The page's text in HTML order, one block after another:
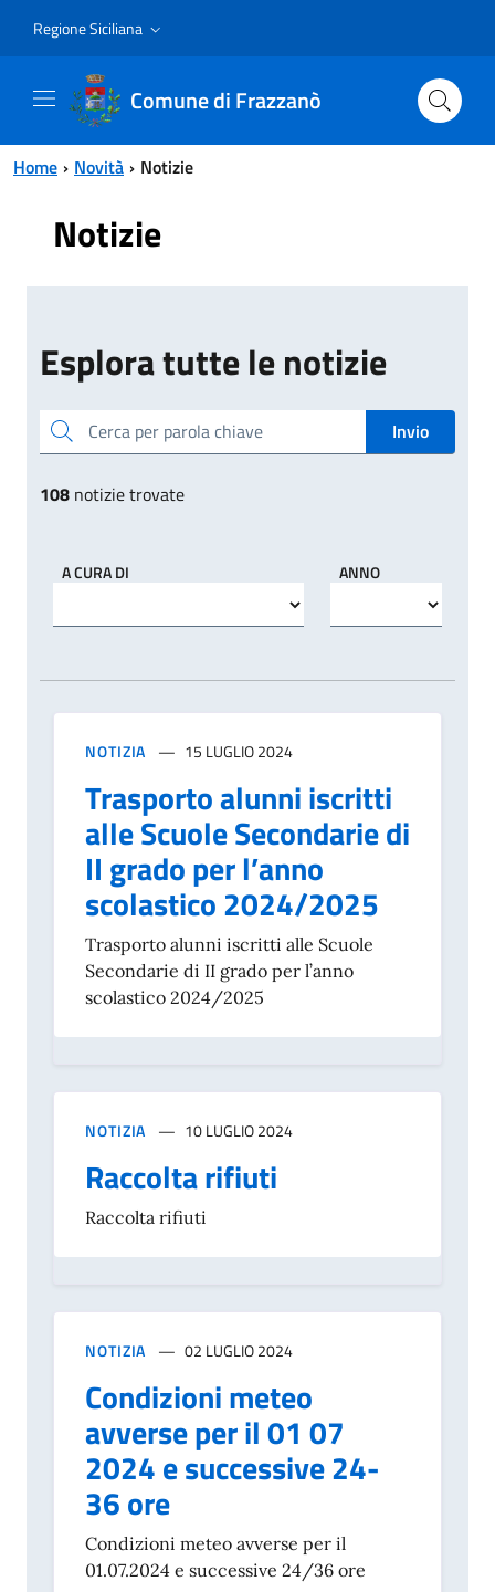
Regione Siciliana
Comune di Frazzanò
Home Novità Notizie
Notizie
Esplora tutte le notizie
Cerca per parola chiave Invio
108 notizie trovate
A CURA DI ANNO
NOTIZIA 15 LUGLIO 2024
Trasporto alunni iscritti
alle Scuole Secondarie di
II grado per l’anno
scolastico 2024/2025
Trasporto alunni iscritti alle Scuole
Secondarie di II grado per l’anno
scolastico 2024/2025
NOTIZIA 10 LUGLIO 2024
Raccolta rifiuti
Raccolta rifiuti
NOTIZIA 02 LUGLIO 2024
Condizioni meteo
avverse per il 01 07
2024 e successive 24-
36 ore
Condizioni meteo avverse per il
01.07.2024 e successive 24/36 ore